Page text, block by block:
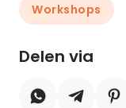
Workshops
Delen via